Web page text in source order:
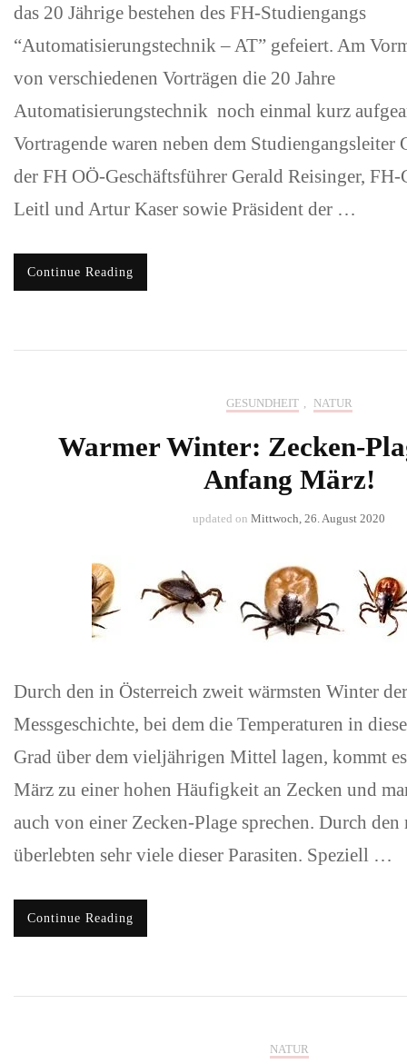
das 20 Jährige bestehen des FH-Studiengangs
“Automatisierungstechnik – AT” gefeiert. Am
von verschiedenen Vorträgen die 20 Jahre
Automatisierungstechnik noch einmal kurz
Vortragende waren neben dem Studiengangsleiter
der FH OÖ-Geschäftsführer Gerald Reisinger,
Leitl und Artur Kaser sowie Präsident der …
Continue Reading
GESUNDHEIT , NATUR
Warmer Winter: Zecken-
Anfang März!
updated on Mittwoch, 26. August 2020
Durch den in Österreich zweit wärmsten Winter
Messgeschichte, bei dem die Temperaturen in
Grad über dem vieljährigen Mittel lagen, kommt
März zu einer hohen Häufigkeit an Zecken und
auch von einer Zecken-Plage sprechen. Durch
überlebten sehr viele dieser Parasiten. Speziell …
Continue Reading
NATUR